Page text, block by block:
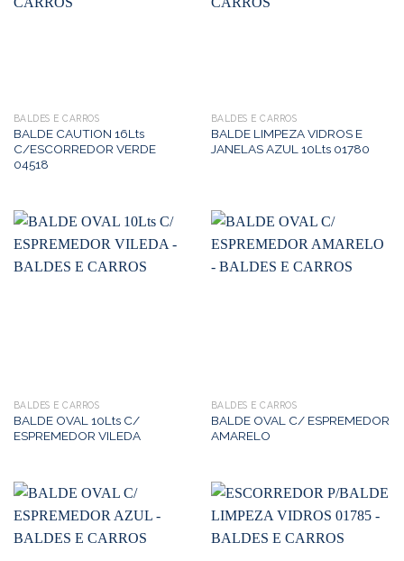
BALDES E CARROS
BALDE CAUTION 16Lts
C/ESCORREDOR VERDE
04518
BALDES E CARROS
BALDE LIMPEZA VIDROS E
JANELAS AZUL 10Lts 01780
BALDES E CARROS
BALDE OVAL 10Lts C/
ESPREMEDOR VILEDA
BALDES E CARROS
BALDE OVAL C/ ESPREMEDOR
AMARELO